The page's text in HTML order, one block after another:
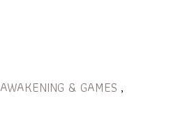
AWAKENING & GAMES ,